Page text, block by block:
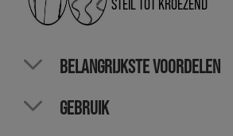
BELANGRIJKSTE VOORDELEN
GEBRUIK